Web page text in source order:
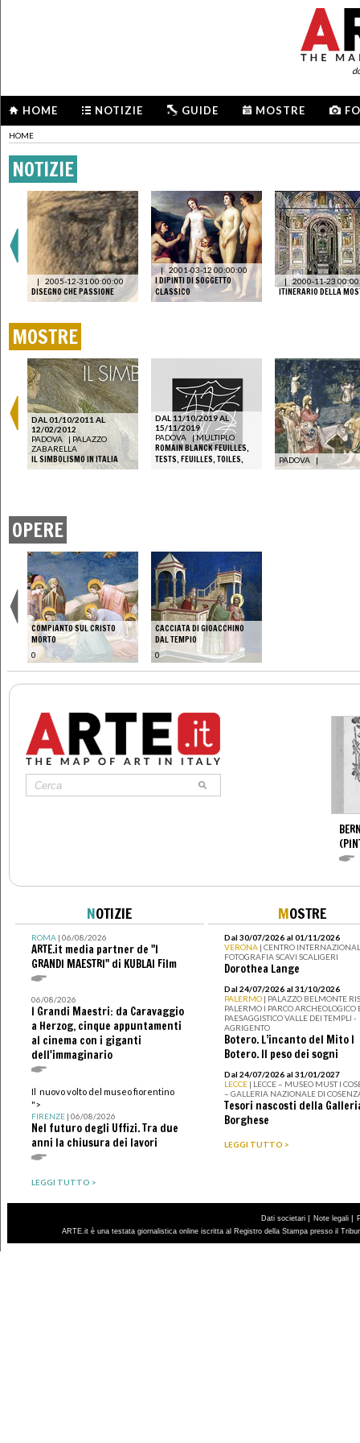
HOME NOTIZIE GUIDE MOSTRE
HOME
NOTIZIE
| 2005-12-31 00:00:00
DISEGNO CHE PASSIONE
| 2001-03-12 00:00:00
I DIPINTI DI SOGGETTO
CLASSICO
| 2000-11-23
ITINERARIO DELLA
MOSTRE
DAL 01/10/2011 AL
12/02/2012
PADOVA
| PALAZZO
ZABARELLA
IL SIMBOLISMO IN ITALIA
DAL 11/10/2019 AL
15/11/2019
PADOVA |MULTIPLO
ROMAIN BLANCK FEUILLES,
TESTS, FEUILLES, TOILES,
PADOVA |
OPERE
COMPIANTO SUL CRISTO
MORTO
0
CACCIATA DI GIOACCHINO
DAL TEMPIO
0
NOTIZIE
ROMA| 06/08/2026
ARTE.it media partner de "I
GRANDI MAESTRI" di KUBLAI Film
06/08/2026
I Grandi Maestri: da Caravaggio
a Herzog, cinque appuntamenti
al cinema con i giganti
dell'immaginario
Il nuovo volto del museo fiorentino
">
FIRENZE| 06/08/2026
Nel futuro degli Uffizi. Tra due
anni la chiusura dei lavori
LEGGI TUTTO >
MOSTRE
Dal 30/07/2026 al 01/11/2026
VERONA | CENTRO
FOTOGRAFIA SCAVI SCALIGERI
Dorothea Lange
Dal 24/07/2026 al 31/10/2026
PALERMO | PALAZZO BELMONTE
PALERMO I PARCO ARCHEOLOGICO
PAESAGGISTICO VALLE DEI TEMPLI -
AGRIGENTO
Botero. L’incanto del Mito I
Botero. Il peso dei sogni
Dal 24/07/2026 al 31/01/2027
LECCE | LECCE – MUSEO MUST I
– GALLERIA NAZIONALE DI
Tesori nascosti della
Borghese
LEGGI TUTTO >
Dati societari | Note legali |
ARTE.it è una testata giornalistica online iscritta al Registro della Stampa presso il